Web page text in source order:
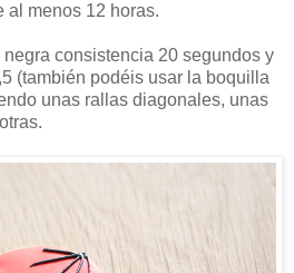
al menos 12 horas.
consistencia 20 segundos y
(también podéis usar la boquilla
unas rallas diagonales, unas